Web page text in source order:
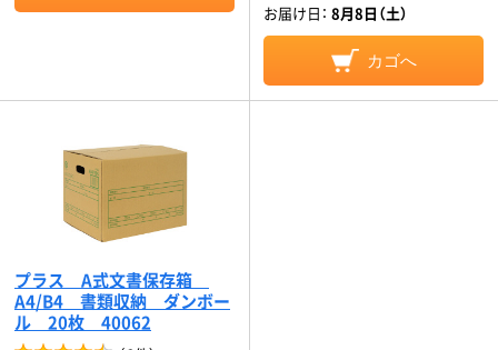
お届け日： 8月8日（土）
カゴへ
プラス A式文書保存箱
A4/B4 書類収納 ダンボー
ル 20枚 40062